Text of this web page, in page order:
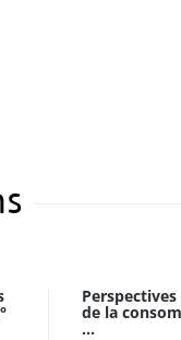
de la
...